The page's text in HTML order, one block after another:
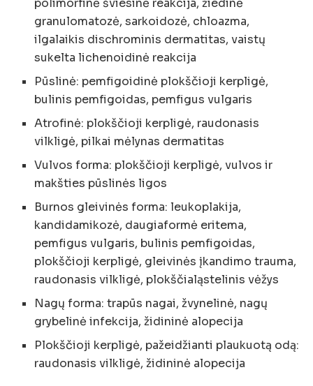
polimorfinė šviesinė reakcija, žiedinė
granulomatozė, sarkoidozė, chloazma,
ilgalaikis dischrominis dermatitas, vaistų
sukelta lichenoidinė reakcija
Pūslinė: pemfigoidinė plokščioji kerpligė,
bulinis pemfigoidas, pemfigus vulgaris
Atrofinė: plokščioji kerpligė, raudonasis
vilkligė, pilkai mėlynas dermatitas
Vulvos forma: plokščioji kerpligė, vulvos ir
makšties pūslinės ligos
Burnos gleivinės forma: leukoplakija,
kandidamikozė, daugiaformė eritema,
pemfigus vulgaris, bulinis pemfigoidas,
plokščioji kerpligė, gleivinės įkandimo trauma,
raudonasis vilkligė, plokščialąstelinis vėžys
Nagų forma: trapūs nagai, žvynelinė, nagų
grybelinė infekcija, židininė alopecija
Plokščioji kerpligė, pažeidžianti plaukuotą odą:
raudonasis vilkligė, židininė alopecija